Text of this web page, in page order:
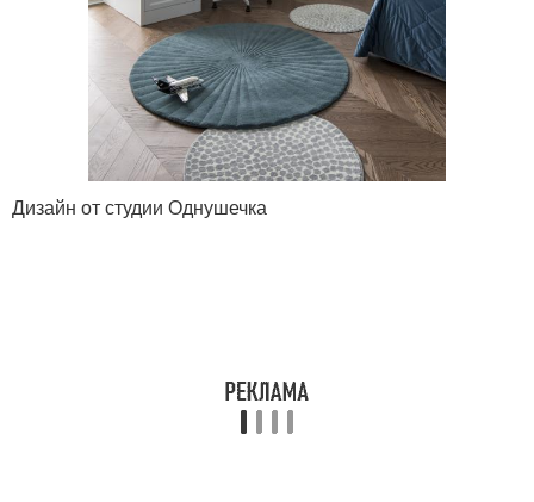
Дизайн от студии Однушечка